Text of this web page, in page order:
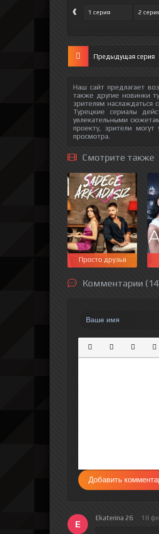
‹ 1 серия 2
Предыдущая серия
Наш сайт предлагает
также другие новинки
зрителям наслаждаться
Турецкие сериалы
увлекательными
проекту, зрители
просмотра.
Смотрите также
Просто друзья
Комментарии
Полужирный
Курсив
Добавить
E
Ekaterina 26 18